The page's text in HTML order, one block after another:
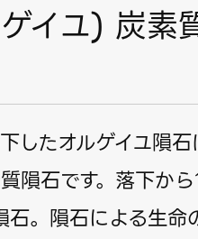
イユ) 炭素
したオルゲイユ隕
隕石です。落下か
石。隕石による生命